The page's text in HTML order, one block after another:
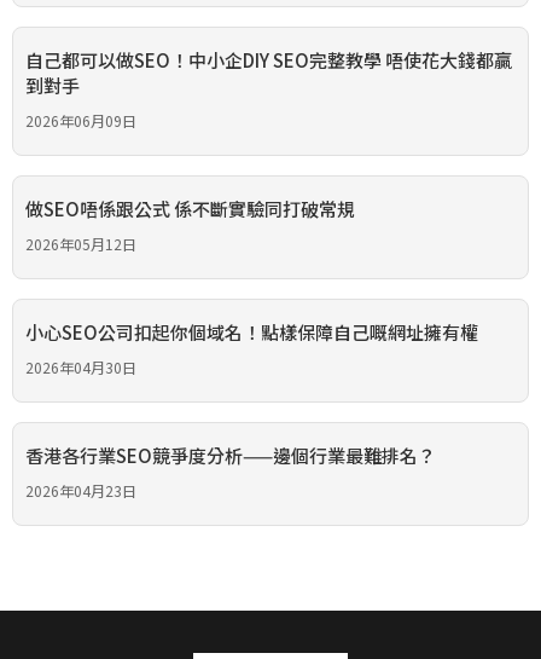
自己都可以做SEO！中小企DIY SEO完整教學 唔使花大錢都贏
到對手
2026年06月09日
做SEO唔係跟公式 係不斷實驗同打破常規
2026年05月12日
小心SEO公司扣起你個域名！點樣保障自己嘅網址擁有權
2026年04月30日
香港各行業SEO競爭度分析——邊個行業最難排名？
2026年04月23日